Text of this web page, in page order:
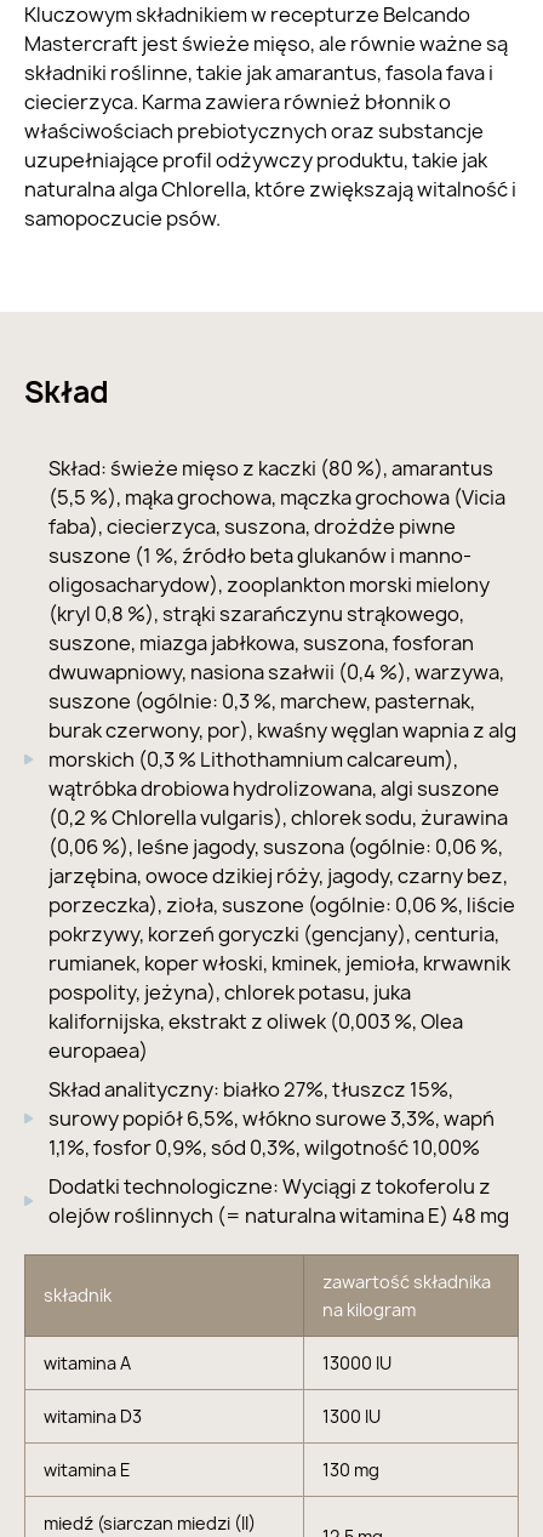
Kluczowym składnikiem w recepturze Belcando
Mastercraft jest świeże mięso, ale równie ważne są
składniki roślinne, takie jak amarantus, fasola fava i
ciecierzyca. Karma zawiera również błonnik o
właściwościach prebiotycznych oraz substancje
uzupełniające profil odżywczy produktu, takie jak
naturalna alga Chlorella, które zwiększają witalność i
samopoczucie psów.
Skład
Skład: świeże mięso z kaczki (80 %), amarantus
(5,5 %), mąka grochowa, mączka grochowa (Vicia
faba), ciecierzyca, suszona, drożdże piwne
suszone (1 %, źródło beta glukanów i manno-
oligosacharydow), zooplankton morski mielony
(kryl 0,8 %), strąki szarańczynu strąkowego,
suszone, miazga jabłkowa, suszona, fosforan
dwuwapniowy, nasiona szałwii (0,4 %), warzywa,
suszone (ogólnie: 0,3 %, marchew, pasternak,
burak czerwony, por), kwaśny węglan wapnia z alg
morskich (0,3 % Lithothamnium calcareum),
wątróbka drobiowa hydrolizowana, algi suszone
(0,2 % Chlorella vulgaris), chlorek sodu, żurawina
(0,06 %), leśne jagody, suszona (ogólnie: 0,06 %,
jarzębina, owoce dzikiej róży, jagody, czarny bez,
porzeczka), zioła, suszone (ogólnie: 0,06 %, liście
pokrzywy, korzeń goryczki (gencjany), centuria,
rumianek, koper włoski, kminek, jemioła, krwawnik
pospolity, jeżyna), chlorek potasu, juka
kalifornijska, ekstrakt z oliwek (0,003 %, Olea
europaea)
Skład analityczny: białko 27%, tłuszcz 15%,
surowy popiół 6,5%, włókno surowe 3,3%, wapń
1,1%, fosfor 0,9%, sód 0,3%, wilgotność 10,00%
Dodatki technologiczne: Wyciągi z tokoferolu z
olejów roślinnych (= naturalna witamina E) 48 mg
składnik
zawartość składnika
na kilogram
witamina A 13000 IU
witamina D3 1300 IU
witamina E 130 mg
miedź (siarczan miedzi (II)